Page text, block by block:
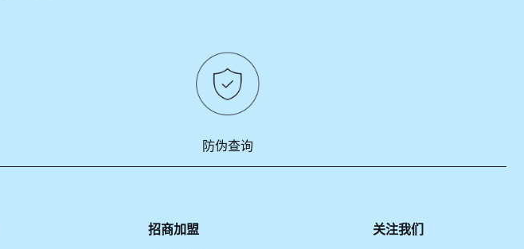
防伪查询
招商加盟 关注我们